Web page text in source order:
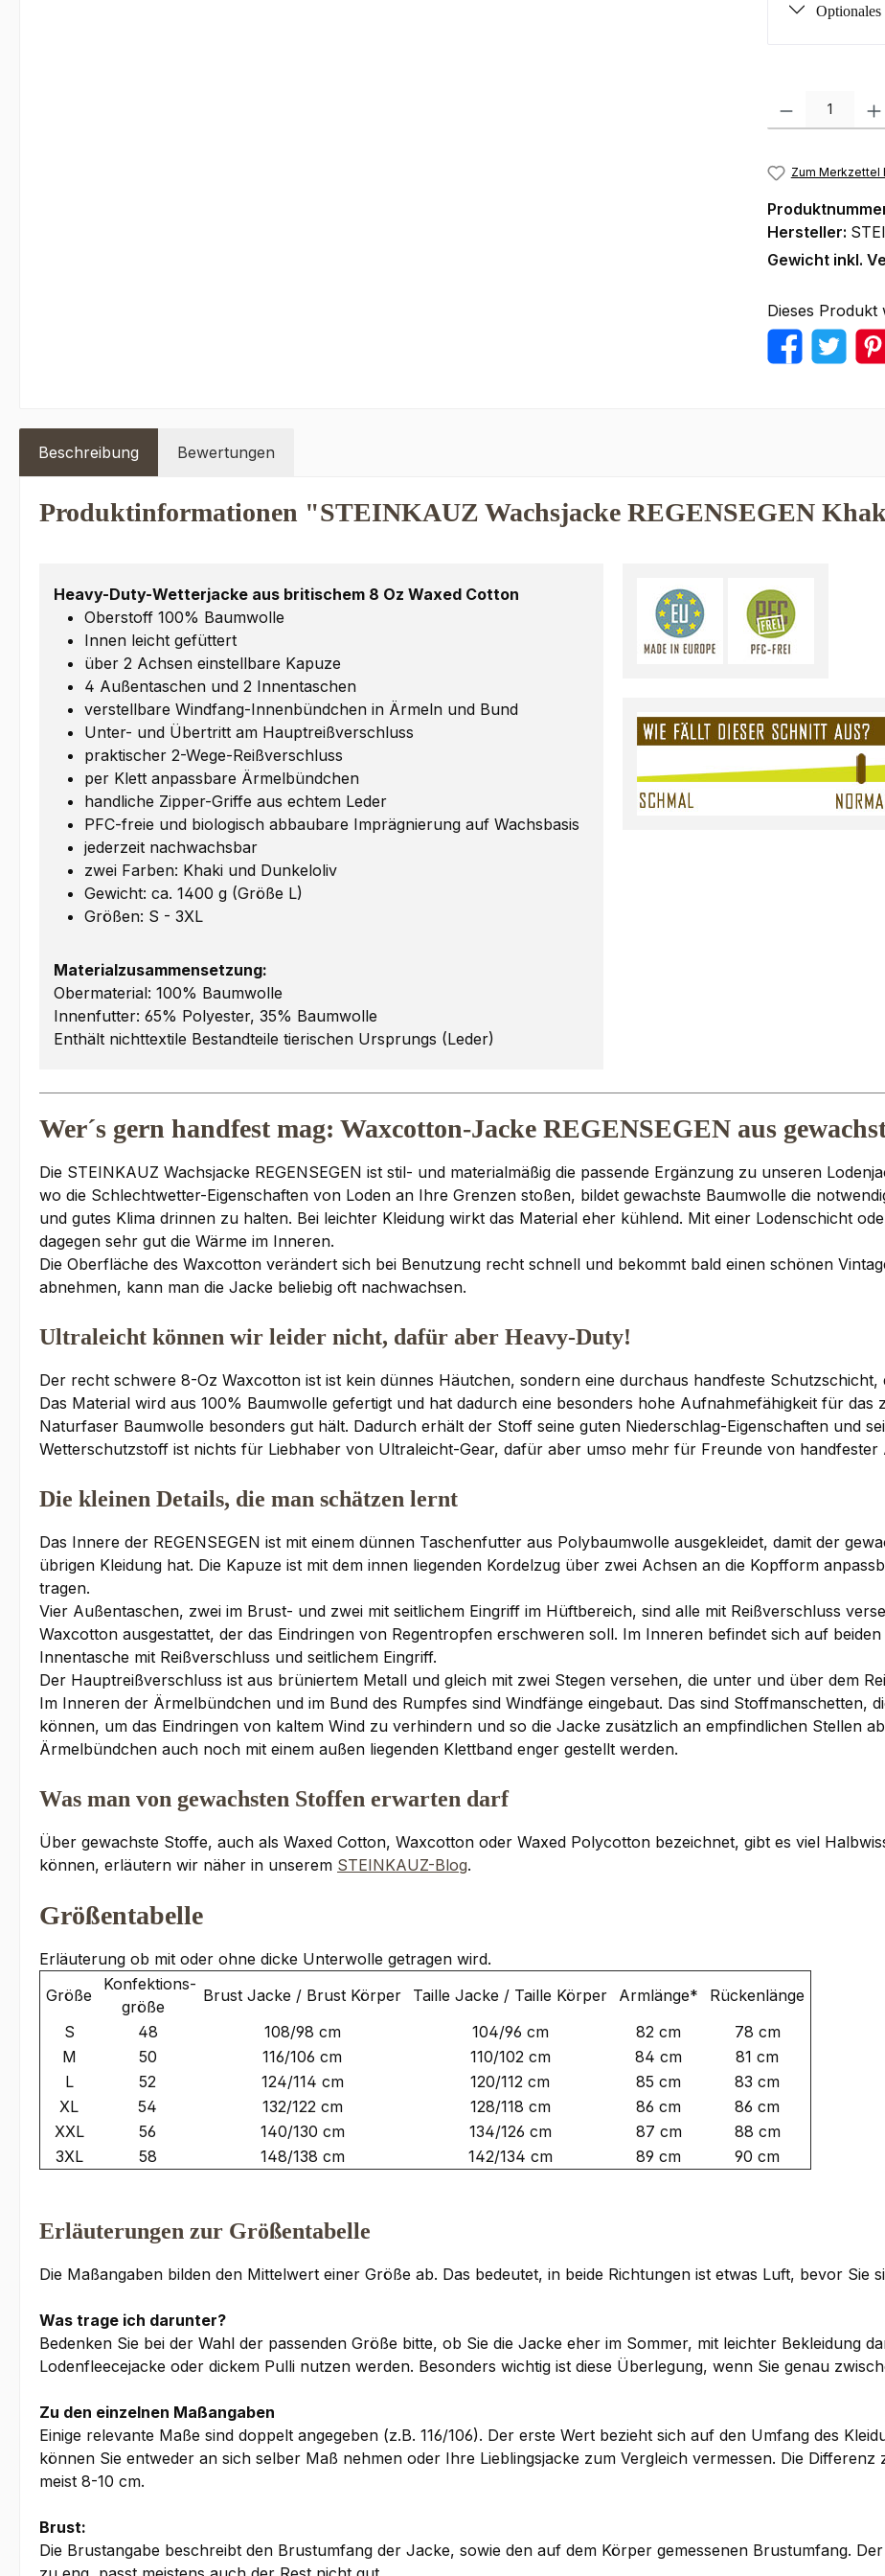
Optionales
Produkt Anzahl:
Zum Merkzettel
Hersteller:
Gewicht inkl.
Dieses Produkt
Beschreibung Bewertungen
Produktinformationen "STEINKAUZ Wachsjacke REGENSEGEN
Heavy-Duty-Wetterjacke aus britischem 8 Oz Waxed Cotton
Oberstoff 100% Baumwolle
Innen leicht gefüttert
über 2 Achsen einstellbare Kapuze
4 Außentaschen und 2 Innentaschen
verstellbare Windfang-Innenbündchen in Ärmeln und Bund
Unter- und Übertritt am Hauptreißverschluss
praktischer 2-Wege-Reißverschluss
per Klett anpassbare Ärmelbündchen
handliche Zipper-Griffe aus echtem Leder
PFC-freie und biologisch abbaubare Imprägnierung auf Wachsbasis
jederzeit nachwachsbar
zwei Farben: Khaki und Dunkeloliv
Gewicht: ca. 1400 g (Größe L)
Größen: S - 3XL
Materialzusammensetzung:
Obermaterial: 100% Baumwolle
Innenfutter: 65% Polyester, 35% Baumwolle
Enthält nichttextile Bestandteile tierischen Ursprungs (Leder)
Wer´s gern handfest mag: Waxcotton-Jacke REGENSEGEN aus
Die STEINKAUZ Wachsjacke REGENSEGEN ist stil- und materialmäßig die passende Ergänzung zu unseren
wo die Schlechtwetter-Eigenschaften von Loden an Ihre Grenzen stoßen, bildet gewachste Baumwolle die
und gutes Klima drinnen zu halten. Bei leichter Kleidung wirkt das Material eher kühlend. Mit einer Lodenschicht
dagegen sehr gut die Wärme im Inneren.
Die Oberfläche des Waxcotton verändert sich bei Benutzung recht schnell und bekommt bald einen schönen
abnehmen, kann man die Jacke beliebig oft nachwachsen.
Ultraleicht können wir leider nicht, dafür aber Heavy-Duty!
Der recht schwere 8-Oz Waxcotton ist ist kein dünnes Häutchen, sondern eine durchaus handfeste
Das Material wird aus 100% Baumwolle gefertigt und hat dadurch eine besonders hohe Aufnahmefähigkeit für
Naturfaser Baumwolle besonders gut hält. Dadurch erhält der Stoff seine guten Niederschlag-Eigenschaften und
Wetterschutzstoff ist nichts für Liebhaber von Ultraleicht-Gear, dafür aber umso mehr für Freunde von handfester
Die kleinen Details, die man schätzen lernt
Das Innere der REGENSEGEN ist mit einem dünnen Taschenfutter aus Polybaumwolle ausgekleidet, damit der
übrigen Kleidung hat. Die Kapuze ist mit dem innen liegenden Kordelzug über zwei Achsen an die Kopfform
tragen.
Vier Außentaschen, zwei im Brust- und zwei mit seitlichem Eingriff im Hüftbereich, sind alle mit Reißverschluss
Waxcotton ausgestattet, der das Eindringen von Regentropfen erschweren soll. Im Inneren befindet sich auf
Innentasche mit Reißverschluss und seitlichem Eingriff.
Der Hauptreißverschluss ist aus brüniertem Metall und gleich mit zwei Stegen versehen, die unter und über dem
Im Inneren der Ärmelbündchen und im Bund des Rumpfes sind Windfänge eingebaut. Das sind Stoffmanschetten,
können, um das Eindringen von kaltem Wind zu verhindern und so die Jacke zusätzlich an empfindlichen Stellen
Ärmelbündchen auch noch mit einem außen liegenden Klettband enger gestellt werden.
Was man von gewachsten Stoffen erwarten darf
Über gewachste Stoffe, auch als Waxed Cotton, Waxcotton oder Waxed Polycotton bezeichnet, gibt es viel
können, erläutern wir näher in unserem STEINKAUZ-Blog.
Größentabelle
Erläuterung ob mit oder ohne dicke Unterwolle getragen wird.
Größe
Konfektions-
größe
Brust Jacke / Brust Körper Taille Jacke / Taille Körper Armlänge*
Rückenlänge
S
48 108/98 cm 104/96 cm 82 cm
78 cm
M
50 116/106 cm 110/102 cm 84 cm
81 cm
L
52 124/114 cm 120/112 cm 85 cm
83 cm
XL
54 132/122 cm 128/118 cm 86 cm
86 cm
XXL
56 140/130 cm 134/126 cm 87 cm
88 cm
3XL
58 148/138 cm 142/134 cm 89 cm 90 cm
Erläuterungen zur Größentabelle
Die Maßangaben bilden den Mittelwert einer Größe ab. Das bedeutet, in beide Richtungen ist etwas Luft, bevor Sie
Was trage ich darunter?
Bedenken Sie bei der Wahl der passenden Größe bitte, ob Sie die Jacke eher im Sommer, mit leichter Bekleidung
Lodenfleecejacke oder dickem Pulli nutzen werden. Besonders wichtig ist diese Überlegung, wenn Sie genau
Zu den einzelnen Maßangaben
Einige relevante Maße sind doppelt angegeben (z.B. 116/106). Der erste Wert bezieht sich auf den Umfang des
können Sie entweder an sich selber Maß nehmen oder Ihre Lieblingsjacke zum Vergleich vermessen. Die
meist 8-10 cm.
Brust:
Die Brustangabe beschreibt den Brustumfang der Jacke, sowie den auf dem Körper gemessenen Brustumfang.